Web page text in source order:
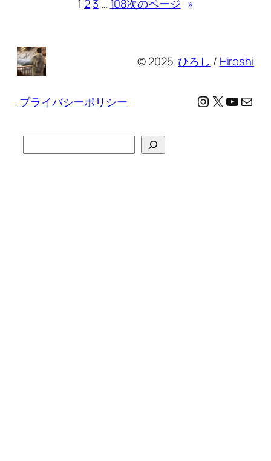
1 23 … 108次のページ »
© 2025ひろし / Hiroshi
プライバシーポリシー Instagram
X メール
索